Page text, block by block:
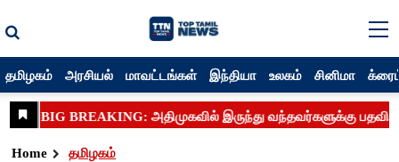
தமிழகம் அரசியல் மாவட்டங்கள் இந்தியா உலகம் சினிமா
Home தமிழகம்